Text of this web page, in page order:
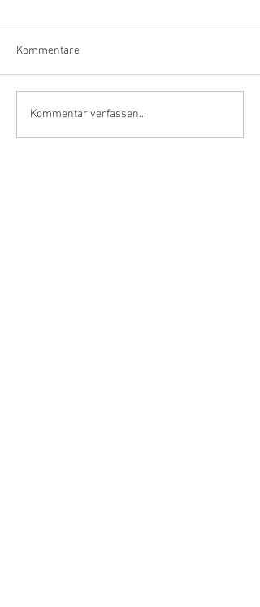
Klarinettistin, Tonmeisterin,
Kommentare
Kommentar verfassen...